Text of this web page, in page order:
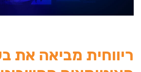
ריווחית מביאה את